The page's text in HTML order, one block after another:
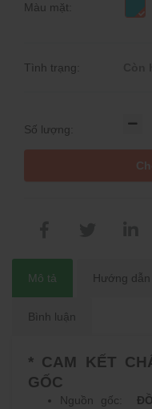
Màu mặt:
Tình trạng:
Số lượng:
Mô tả Hướng dẫn
Bình luận
* CAM KẾT
GỐC
Nguồn gốc: